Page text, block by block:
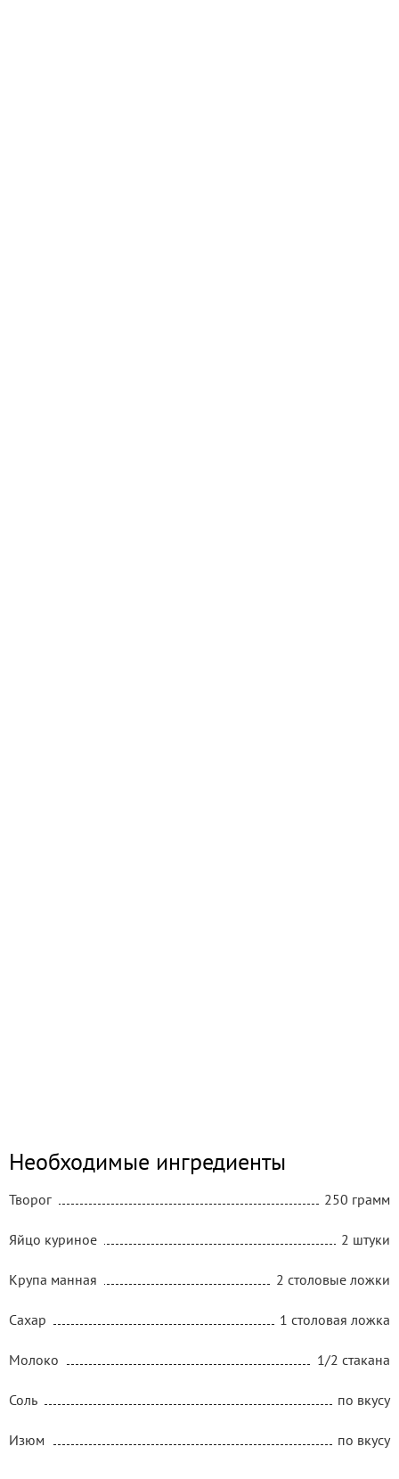
Необходимые ингредиенты
Творог 250 грамм
Яйцо куриное 2 штуки
Крупа манная 2 столовые ложки
Сахар 1 столовая ложка
Молоко 1/2 стакана
Соль по вкусу
Изюм по вкусу